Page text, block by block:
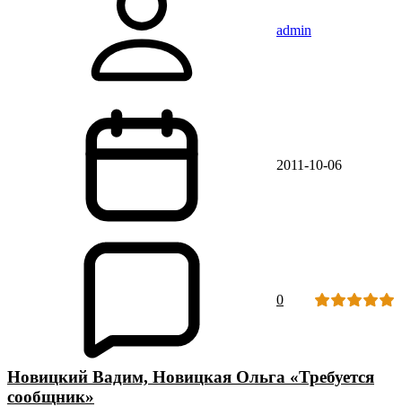
admin
2011-10-06
0
Новицкий Вадим, Новицкая Ольга «Требуется
сообщник»